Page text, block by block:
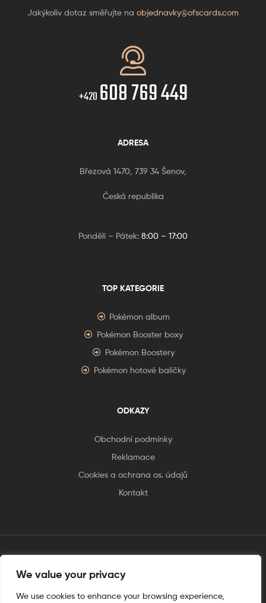
We value your privacy
We use cookies to enhance your browsing experience,
Jakýkoliv dotaz směřujte na objednavky@ofscards.com
+420 608 769 449
ADRESA
Březová 1470, 739 34 Šenov,
Česká republika
Pondělí – Pátek: 8:00 – 17:00
TOP KATEGORIE
Pokémon album
Pokémon Booster boxy
Pokémon Boostery
Pokémon hotové balíčky
ODKAZY
Obchodní podmínky
Reklamace
Cookies a ochrana os. údajů
Kontakt
tento web je vytvořen úplnějinak